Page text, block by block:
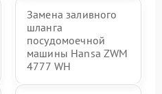
Замена заливного
шланга
посудомоечной
машины Hansa ZWM
4777 WH